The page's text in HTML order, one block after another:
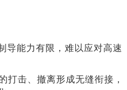
导能力有限，难以应对高速
打击、撤离形成无缝衔接，